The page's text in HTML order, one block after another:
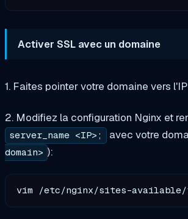
Activer SSL avec un domaine
1. Faites pointer votre domaine vers
2. Modifiez la configuration Nginx et
server_name <IP>; avec votre
domain> ):